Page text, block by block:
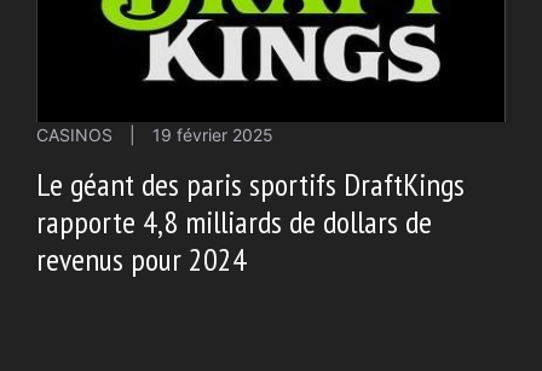
CASINOS 19 février 2025
Le géant des paris sportifs DraftKings
rapporte 4,8 milliards de dollars de
revenus pour 2024